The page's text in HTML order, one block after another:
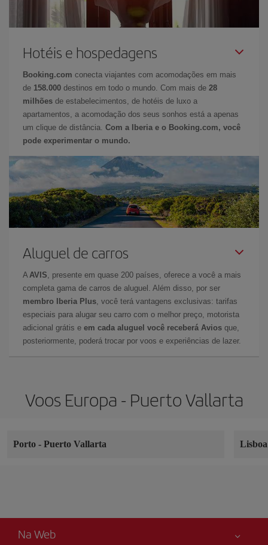
Hotéis e hospedagens
Booking.com conecta viajantes com acomodações em mais
de 158.000 destinos em todo o mundo. Com mais de 28
milhões de estabelecimentos, de hotéis de luxo a
apartamentos, a acomodação dos seus sonhos está a apenas
um clique de distância. Com a Iberia e o Booking.com, você
pode experimentar o mundo.
Aluguel de carros
A AVIS , presente em quase 200 países, oferece a você a mais
completa gama de carros de aluguel. Além disso, por ser
membro Iberia Plus , você terá vantagens exclusivas: tarifas
especiais para alugar seu carro com o melhor preço, motorista
adicional grátis e em cada aluguel você receberá Avios que,
posteriormente, poderá trocar por voos e experiências de lazer.
Voos Europa - Puerto Vallarta
Porto - Puerto Vallarta
Na Web